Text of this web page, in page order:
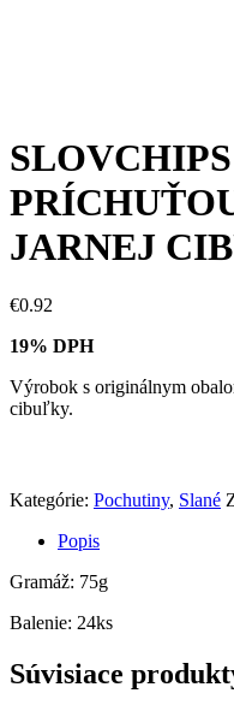
JARNEJ
€0.92
19% DPH
Výrobok s originálnym
cibuľky.
Kategórie: Pochutiny, Slané
Popis
Gramáž: 75g
Balenie: 24ks
Súvisiace